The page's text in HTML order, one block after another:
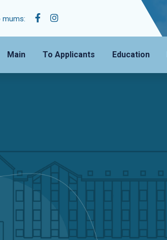
mums:
Main To Applicants Education